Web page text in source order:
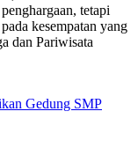
tetapi
kesempatan yang
dan Pariwisata
Gedung SMP